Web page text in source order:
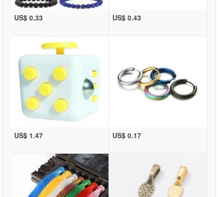
US$ 0.33 US$ 0.43
US$ 1.47 US$ 0.17